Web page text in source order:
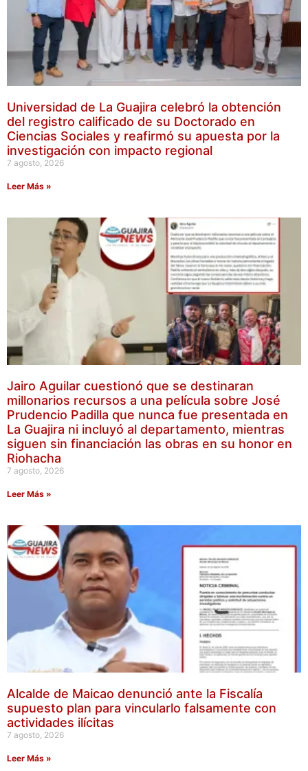
Universidad de La Guajira celebró la obtención
del registro calificado de su Doctorado en
Ciencias Sociales y reafirmó su apuesta por la
investigación con impacto regional
7 agosto, 2026
Leer Más »
Jairo Aguilar cuestionó que se destinaran
millonarios recursos a una película sobre José
Prudencio Padilla que nunca fue presentada en
La Guajira ni incluyó al departamento, mientras
siguen sin financiación las obras en su honor en
Riohacha
7 agosto, 2026
Leer Más »
Alcalde de Maicao denunció ante la Fiscalía
supuesto plan para vincularlo falsamente con
actividades ilícitas
7 agosto, 2026
Leer Más »